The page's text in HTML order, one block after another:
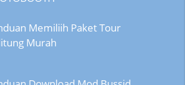
Memiliih Paket Tour
Murah